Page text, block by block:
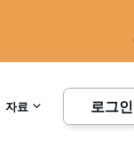
자료 로그인